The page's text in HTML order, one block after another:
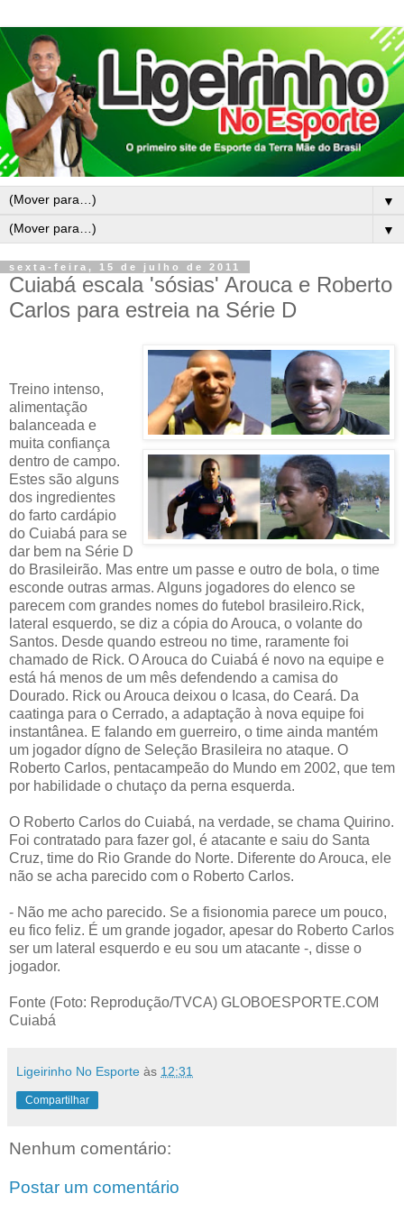
▼
▼
sexta-feira, 15 de julho de 2011
Cuiabá escala 'sósias' Arouca e Roberto
Carlos para estreia na Série D
Treino intenso,
alimentação
balanceada e
muita confiança
dentro de campo.
Estes são alguns
dos ingredientes
do farto cardápio
do Cuiabá para se
dar bem na Série D
do Brasileirão. Mas entre um passe e outro de bola, o time
esconde outras armas. Alguns jogadores do elenco se
parecem com grandes nomes do futebol brasileiro.Rick,
lateral esquerdo, se diz a cópia do Arouca, o volante do
Santos. Desde quando estreou no time, raramente foi
chamado de Rick. O Arouca do Cuiabá é novo na equipe e
está há menos de um mês defendendo a camisa do
Dourado. Rick ou Arouca deixou o Icasa, do Ceará. Da
caatinga para o Cerrado, a adaptação à nova equipe foi
instantânea. E falando em guerreiro, o time ainda mantém
um jogador dígno de Seleção Brasileira no ataque. O
Roberto Carlos, pentacampeão do Mundo em 2002, que tem
por habilidade o chutaço da perna esquerda.
O Roberto Carlos do Cuiabá, na verdade, se chama Quirino.
Foi contratado para fazer gol, é atacante e saiu do Santa
Cruz, time do Rio Grande do Norte. Diferente do Arouca, ele
não se acha parecido com o Roberto Carlos.
- Não me acho parecido. Se a fisionomia parece um pouco,
eu fico feliz. É um grande jogador, apesar do Roberto Carlos
ser um lateral esquerdo e eu sou um atacante -, disse o
jogador.
Fonte (Foto: Reprodução/TVCA) GLOBOESPORTE.COM
Cuiabá
Ligeirinho No Esporte às 12:31
Compartilhar
Nenhum comentário:
Postar um comentário